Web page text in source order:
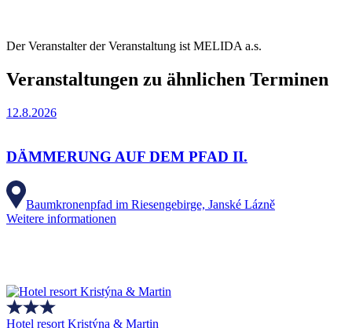
Der Veranstalter der Veranstaltung ist MELIDA a.s.
Veranstaltungen zu ähnlichen Terminen
12.8.2026
DÄMMERUNG AUF DEM PFAD II.
Baumkronenpfad im Riesengebirge, Janské Lázně
Weitere informationen
Hotel resort Kristýna & Martin